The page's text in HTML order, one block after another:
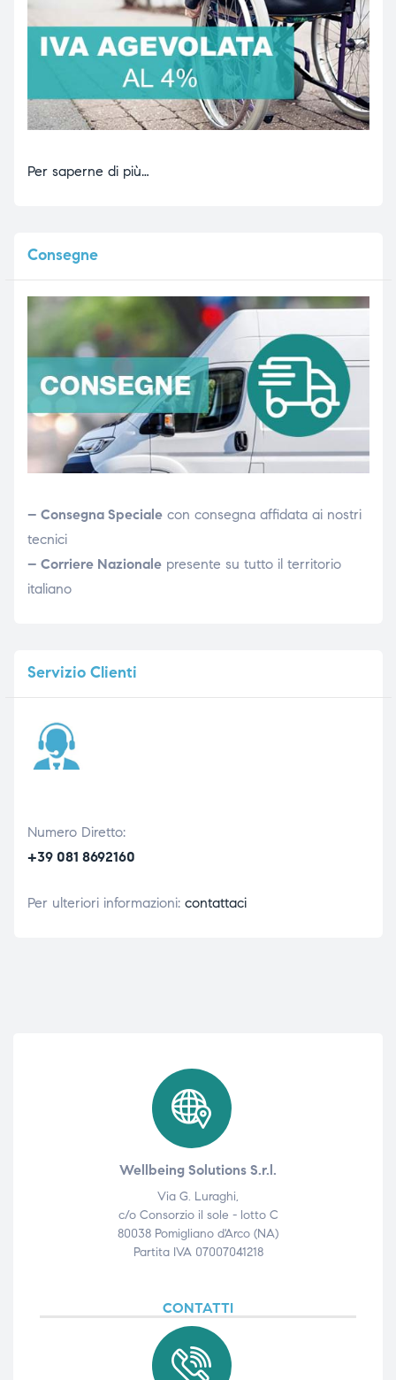
Per saperne di più…
Consegne
– Consegna Specialecon consegna affidata ai nostri
tecnici
– Corriere Nazionalepresente su tutto il territorio
italiano
ServizioClienti
Numero Diretto:
+39 081 8692160
Per ulteriori informazioni: contattaci
Wellbeing Solutions S.r.l.
Via G. Luraghi,
c/o Consorzio il sole - lotto C
80038 Pomigliano d'Arco (NA)
Partita IVA 07007041218
CONTATTI